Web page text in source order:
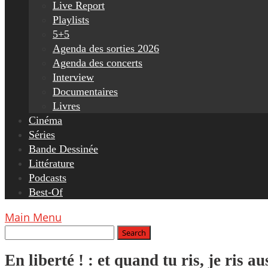
Live Report
Playlists
5+5
Agenda des sorties 2026
Agenda des concerts
Interview
Documentaires
Livres
Cinéma
Séries
Bande Dessinée
Littérature
Podcasts
Best-Of
Main Menu
En liberté ! : et quand tu ris, je ris